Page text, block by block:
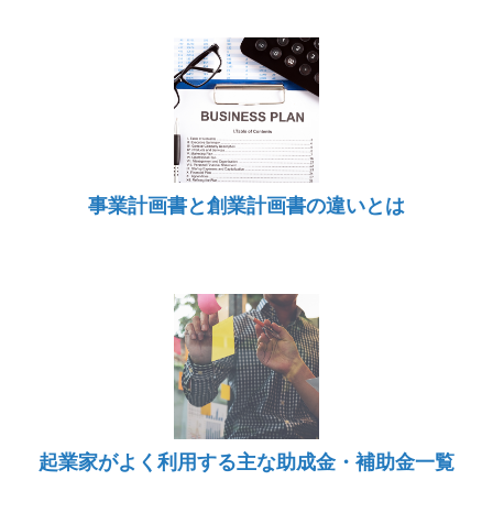
事業計画書と創業計画書の違いとは
起業家がよく利用する主な助成金・補助金一覧